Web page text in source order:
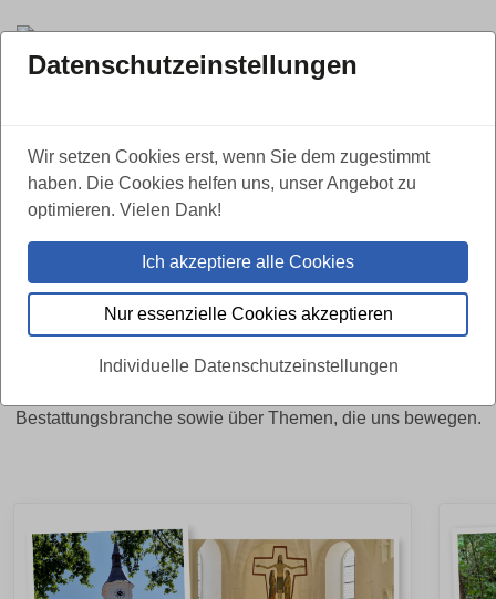
AKTUELLES UND TERMINE
Neuigkeiten, Einblicke und
fesselnde Geschichten
Bestattungsbranche sowie über Themen, die uns bewegen.
Datenschutzeinstellungen
Wir setzen Cookies erst, wenn Sie dem zugestimmt
haben. Die Cookies helfen uns, unser Angebot zu
optimieren. Vielen Dank!
Ich akzeptiere alle Cookies
Nur essenzielle Cookies akzeptieren
Individuelle Datenschutzeinstellungen